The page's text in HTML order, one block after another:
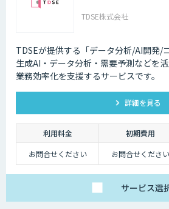
TDSE株式会社
TDSEが提供する「データ分析/AI開発/
生成AI・データ分析・需要予測などを
業務効率化を支援するサービスです。
詳細を見る
利用料金 初期費用
お問合せください
お問合せください
サービス選